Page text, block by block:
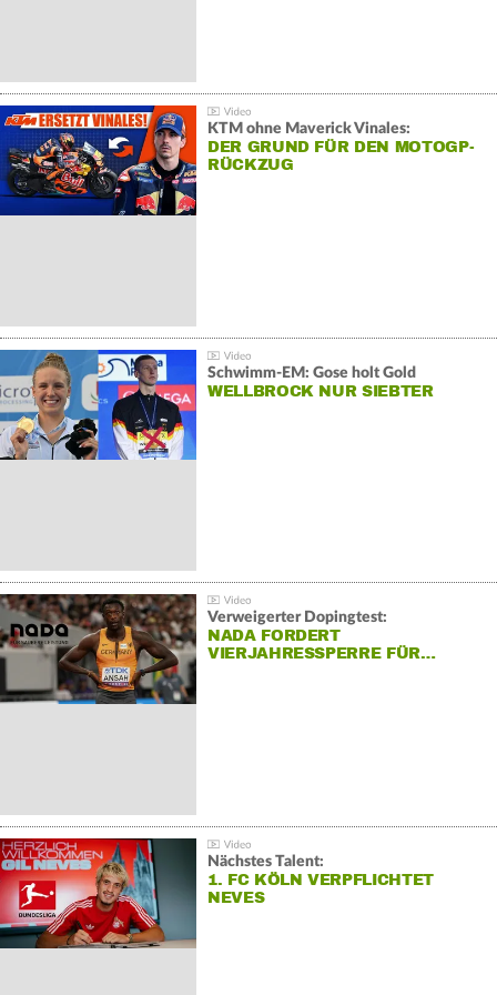
KTM ohne Maverick Vinales:
DER GRUND FÜR DEN MOTOGP-
RÜCKZUG
Schwimm-EM: Gose holt Gold
WELLBROCK NUR SIEBTER
Verweigerter Dopingtest:
NADA FORDERT
VIERJAHRESSPERRE FÜR…
Nächstes Talent:
1. FC KÖLN VERPFLICHTET
NEVES